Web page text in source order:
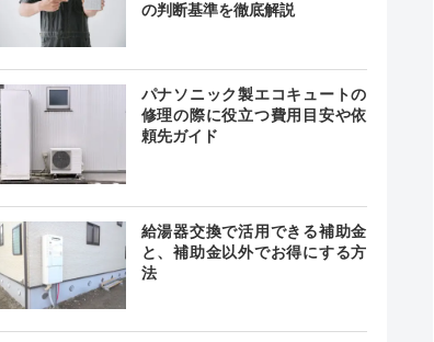
―
記載なし
の判断基準を徹底解説
パナソニック製エコキュートの
修理の際に役立つ費用目安や依
頼先ガイド
給湯器交換で活用できる補助金
と、補助金以外でお得にする方
法